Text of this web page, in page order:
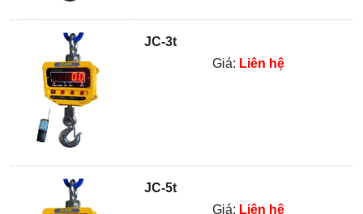
JC-3t
Giá: Liên hệ
JC-5t
Giá: Liên hệ